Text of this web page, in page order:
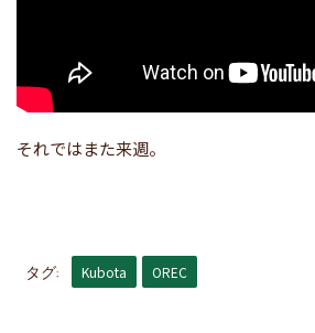
それではまた来週。
タグ: Kubota OREC